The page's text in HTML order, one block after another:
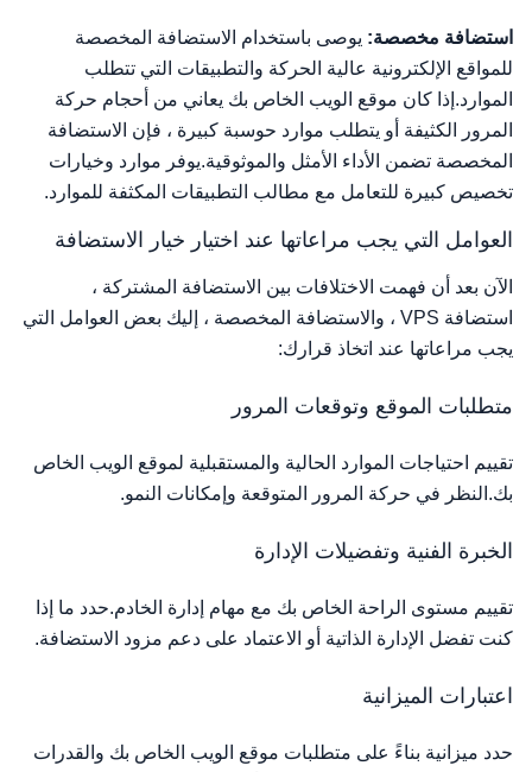
استضافة مخصصة: يوصى باستخدام الاستضافة المخصصة
للمواقع الإلكترونية عالية الحركة والتطبيقات التي تتطلب
الموارد.إذا كان موقع الويب الخاص بك يعاني من أحجام حركة
المرور الكثيفة أو يتطلب موارد حوسبة كبيرة ، فإن الاستضافة
المخصصة تضمن الأداء الأمثل والموثوقية.يوفر موارد وخيارات
تخصيص كبيرة للتعامل مع مطالب التطبيقات المكثفة للموارد.
العوامل التي يجب مراعاتها عند اختيار خيار الاستضافة
الآن بعد أن فهمت الاختلافات بين الاستضافة المشتركة ،
استضافة VPS ، والاستضافة المخصصة ، إليك بعض العوامل التي
يجب مراعاتها عند اتخاذ قرارك:
متطلبات الموقع وتوقعات المرور
تقييم احتياجات الموارد الحالية والمستقبلية لموقع الويب الخاص
بك.النظر في حركة المرور المتوقعة وإمكانات النمو.
الخبرة الفنية وتفضيلات الإدارة
تقييم مستوى الراحة الخاص بك مع مهام إدارة الخادم.حدد ما إذا
كنت تفضل الإدارة الذاتية أو الاعتماد على دعم مزود الاستضافة.
اعتبارات الميزانية
حدد ميزانية بناءً على متطلبات موقع الويب الخاص بك والقدرات